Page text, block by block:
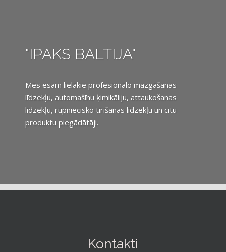
"IPAKS BALTIJA"
Mēs esam lielākie profesionālo mazgāšanas
līdzekļu, automašīnu ķimikāliju, attaukošanas
līdzekļu, rūpniecisko tīrīšanas līdzekļu un citu
produktu piegādātāji.
Kontakti